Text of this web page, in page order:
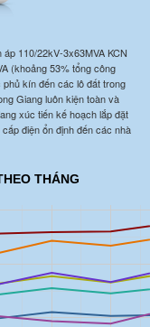
110/22kV-3x63MVA KCN
(khoảng 53% tổng công
kín đến các lô đất trong
Giang luôn kiện toàn và
xúc tiến kế hoạch lắp đặt
điện ổn định đến các nhà
THÁNG